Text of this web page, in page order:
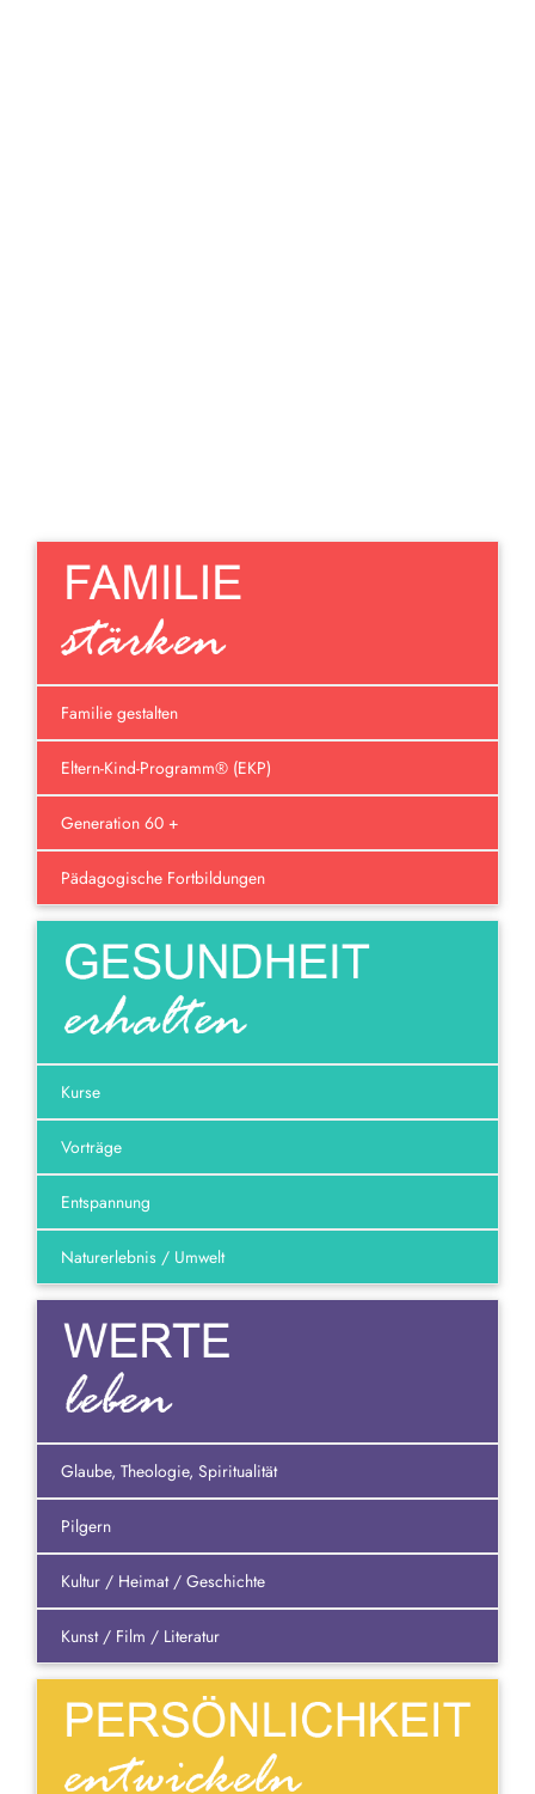
Familie gestalten
Eltern-Kind-Programm® (EKP)
Generation 60 +
Pädagogische Fortbildungen
Kurse
Vorträge
Entspannung
Naturerlebnis / Umwelt
Glaube, Theologie, Spiritualität
Pilgern
Kultur / Heimat / Geschichte
Kunst / Film / Literatur